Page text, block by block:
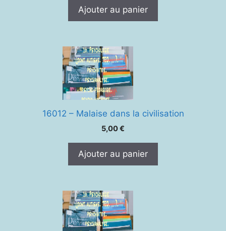
Ajouter au panier
16012 – Malaise dans la civilisation
5,00€
Ajouter au panier